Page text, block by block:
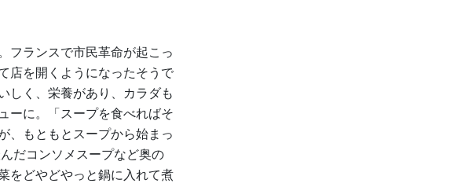
フランスで市民革命が起こっ
店を開くようになったそうで
しく、栄養があり、カラダも
ーに。「スープを食べればそ
、もともとスープから始まっ
だコンソメスープなど奥の
をどやどやっと鍋に入れて煮